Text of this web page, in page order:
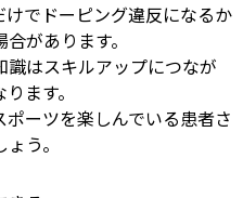
でドーピング違反になるか
があります。
はスキルアップにつなが
ます。
ーツを楽しんでいる患者さ
う。